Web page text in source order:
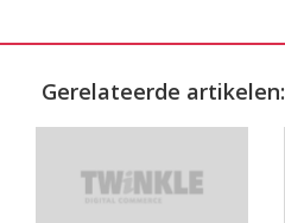
Gerelateerde artikelen: